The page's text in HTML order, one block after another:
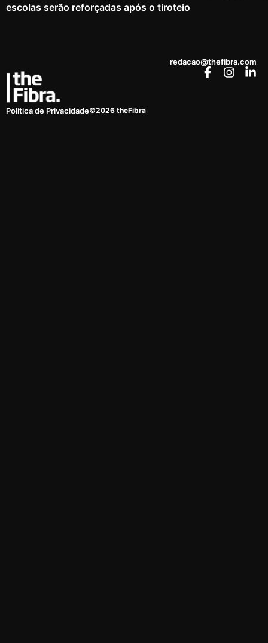
escolas serão reforçadas após o tiroteio
redacao@thefibra.com
Politica de Privacidade©2026 theFibra